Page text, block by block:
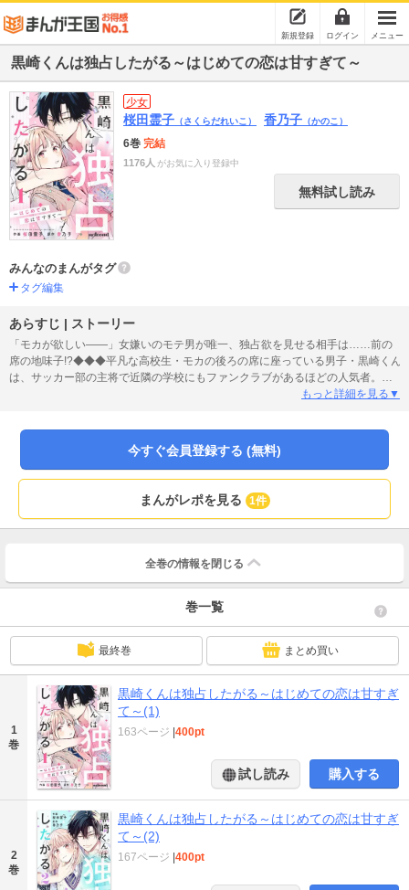
新規登録 ログイン メニュー
黒崎くんは独占したがる～はじめての恋は甘すぎて～
少女
桜田霊子 （さくらだれいこ） 香乃子 （かのこ）
6巻 完結
1176人 がお気に入り登録中
無料試し読み
みんなのまんがタグ
タグ編集
あらすじ | ストーリー
「モカが欲しい――」女嫌いのモテ男が唯一、独占欲を見せる相手は……前の
席の地味子!?◆◆◆平凡な高校生・モカの後ろの席に座っている男子・黒崎くん
は、サッカー部の主将で近隣の学校にもファンクラブがあるほどの人気者。黒
崎くんに群がる女の子たちのせいでモカは自分の席に座れないことも多く
カには明るい笑顔をみせたり、彼女になる？と聞いてきたり別人みたいで
――!? (この作品は電子コミック誌noicomi vol.80、82、84、86、88に収録され
もっと詳細を見る▼
今すぐ会員登録する (無料)
まんがレポを見る 1件
全巻の情報を 閉じる
巻一覧
最終巻 まとめ買い
1
巻
黒崎くんは独占したがる～はじめての恋は甘すぎ
て～(1)
163ページ |400pt
試し読み 購入する
2
巻
黒崎くんは独占したがる～はじめての恋は甘すぎ
て～(2)
167ページ |400pt